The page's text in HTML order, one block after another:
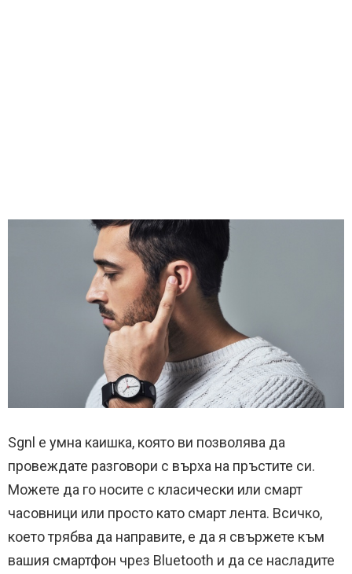
Sgnl е умна каишка, която ви позволява да
провеждате разговори с върха на пръстите си.
Можете да го носите с класически или смарт
часовници или просто като смарт лента. Всичко,
което трябва да направите, е да я свържете към
вашия смартфон чрез Bluetooth и да се насладите